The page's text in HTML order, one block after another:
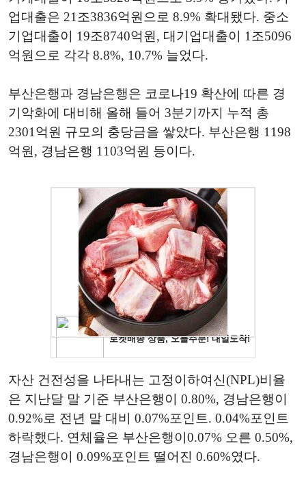
업대출은 21조3836억원으로 8.9% 확대됐다. 중소
기업대출이 19조8740억원, 대기업대출이 1조5096
억원으로 각각 8.8%, 10.7% 늘었다.
부산은행과 경남은행은 코로나19 확산에 따른 경
기악화에 대비해 올해 들어 3분기까지 누적 총
2301억원 규모의 충당금을 쌓았다. 부산은행 1198
억원, 경남은행 1103억원 등이다.
자산 건전성을 나타내는 고정이하여신(NPL)비율
은 지난달 말 기준 부산은행이 0.80%, 경남은행이
0.92%로 전년 말 대비 0.07%포인트. 0.04%포인트
하락했다. 연체율은 부산은행이0.07% 오른 0.50%,
경남은행이 0.09%포인트 떨어진 0.60%였다.